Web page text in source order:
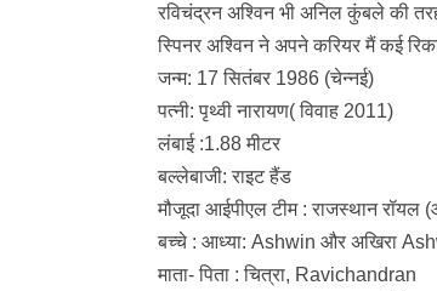
रविचंद्रन अश्विन भी अनिल कुंबले की
स्पिनर अश्विन ने अपने करियर मैं कई
जन्म: 17 सितंबर 1986 (चेन्नई)
पत्नी: पृथ्वी नारायण( विवाह 2011)
लंबाई :1.88 मीटर
बल्लेबाजी: राइट हैंड
मौजूदा आईपीएल टीम : राजस्थान रॉयल
बच्चे : आध्या: Ashwin और अखिरा
माता- पिता : चित्रा, Ravichandran